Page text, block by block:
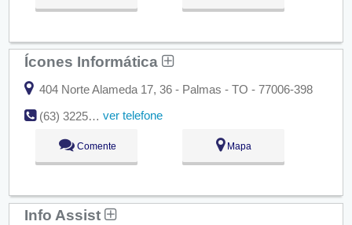
Ícones Informática
404 Norte Alameda 17, 36 - Palmas - TO - 77006-398
(63) 3225-7941
ver telefone
Comente Mapa
Info Assist